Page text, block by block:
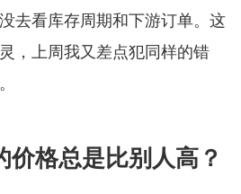
去看库存周期和下游订单。这
，上周我又差点犯同样的错
价格总是比别人高？